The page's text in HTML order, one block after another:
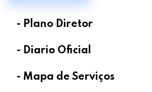
- Plano Diretor
- Diario Oficial
- Mapa de Serviços